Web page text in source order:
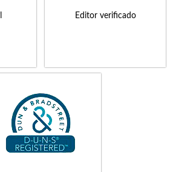
Editor verificado